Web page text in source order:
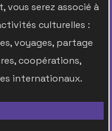
vous serez associé à
culturelles :
voyages, partage
coopérations,
internationaux.